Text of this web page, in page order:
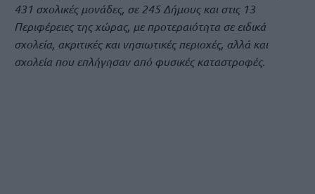
431 σχολικές μονάδες, σε 245 Δήμους και στις 13
Περιφέρειες της χώρας, με προτεραιότητα σε ειδικά
σχολεία, ακριτικές και νησιωτικές περιοχές, αλλά και
σχολεία που επλήγησαν από φυσικές καταστροφές.